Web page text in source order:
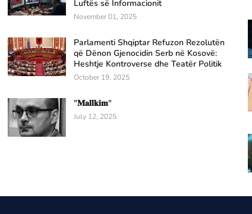
Luftës së Informacionit
November 01, 2025
Parlamenti Shqiptar Refuzon Rezolutën
që Dënon Gjenocidin Serb në Kosovë:
Heshtje Kontroverse dhe Teatër Politik
October 19, 2025
"𝐌𝐚𝐥𝐥𝐤𝐢𝐦"
July 12, 2025